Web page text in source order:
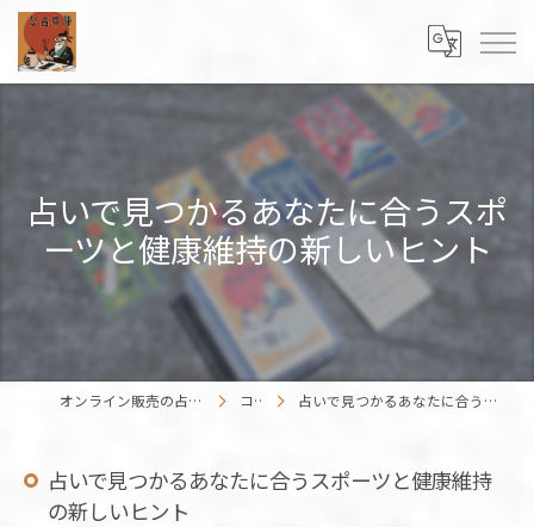
占いで見つかるあなたに合うスポ
ーツと健康維持の新しいヒント
オンライン販売の占いカードはENISHIWORK コラム 占いで見つかるあなたに合うスポーツと健康維持の新しいヒント
占いで見つかるあなたに合うスポーツと健康維持
の新しいヒント